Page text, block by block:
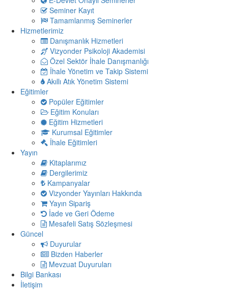
Seminer Kayıt
Tamamlanmış Seminerler
Hizmetlerimiz
Danışmanlık Hizmetleri
Vizyonder Psikoloji Akademisi
Özel Sektör İhale Danışmanlığı
İhale Yönetim ve Takip Sistemi
Akıllı Atık Yönetim Sistemi
Eğitimler
Popüler Eğitimler
Eğitim Konuları
Eğitim Hizmetleri
Kurumsal Eğitimler
İhale Eğitimleri
Yayın
Kitaplarımız
Dergilerimiz
Kampanyalar
Vizyonder Yayınları Hakkında
Yayın Sipariş
İade ve Geri Ödeme
Mesafeli Satış Sözleşmesi
Güncel
Duyurular
Bizden Haberler
Mevzuat Duyuruları
Bilgi Bankası
İletişim